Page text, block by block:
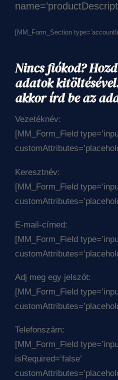
[MM_Form_Section
Nincs fiókod?
adatok
akkor írd be az
Vezetéknév:
[MM_Form_Field
Keresztnév:
[MM_Form_Field
E-mail-címed:
[MM_Form_Field
Adj meg egy jelszót:
[MM_Form_Field
Telefonszám:
[MM_Form_Field
isRequired=’false’